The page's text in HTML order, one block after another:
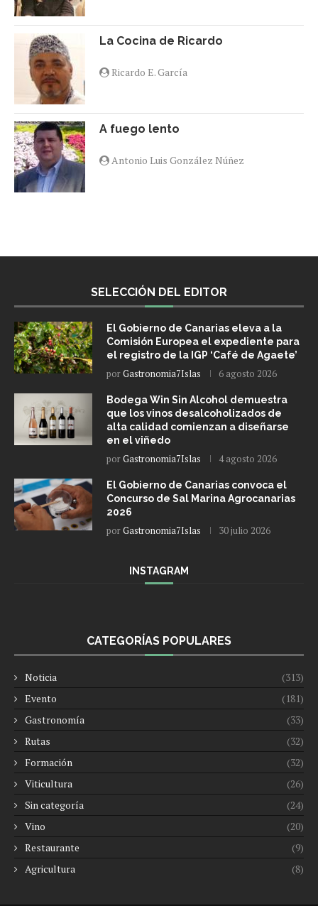
La Cocina de Ricardo
Ricardo E. García
A fuego lento
Antonio Luis González Núñez
SELECCIÓN DEL EDITOR
El Gobierno de Canarias eleva a la
Comisión Europea el expediente para
el registro de la IGP ‘Café de Agaete’
porGastronomia7Islas 6 agosto 2026
Bodega Win Sin Alcohol demuestra
que los vinos desalcoholizados de
alta calidad comienzan a diseñarse
en el viñedo
porGastronomia7Islas 4 agosto 2026
El Gobierno de Canarias convoca el
Concurso de Sal Marina Agrocanarias
2026
porGastronomia7Islas 30 julio 2026
INSTAGRAM
CATEGORÍAS POPULARES
Noticia
(313)
Evento
(181)
Gastronomía
(33)
Rutas
(32)
Formación
(32)
Viticultura
(26)
Sin categoría
(24)
Vino
(20)
Restaurante
(9)
Agricultura
(8)